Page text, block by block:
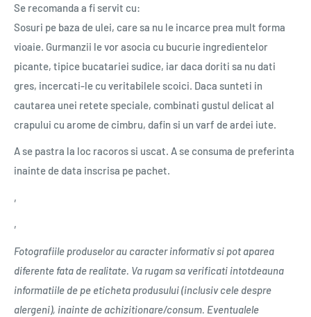
Se recomanda a fi servit cu:
Sosuri pe baza de ulei, care sa nu le incarce prea mult forma
vioaie. Gurmanzii le vor asocia cu bucurie ingredientelor
picante, tipice bucatariei sudice, iar daca doriti sa nu dati
gres, incercati-le cu veritabilele scoici. Daca sunteti in
cautarea unei retete speciale, combinati gustul delicat al
crapului cu arome de cimbru, dafin si un varf de ardei iute.
A se pastra la loc racoros si uscat. A se consuma de preferinta
inainte de data inscrisa pe pachet.
‚
‚
Fotografiile produselor au caracter informativ si pot aparea
diferente fata de realitate. Va rugam sa verificati intotdeauna
informatiile de pe eticheta produsului (inclusiv cele despre
alergeni), inainte de achizitionare/consum. Eventualele